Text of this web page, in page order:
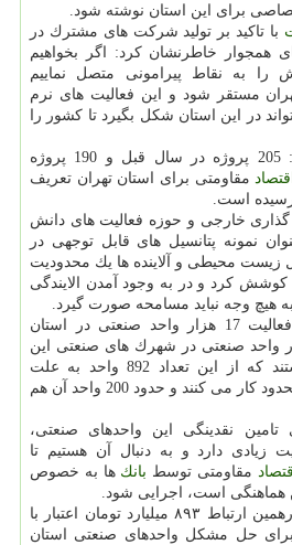
برای این استان نوشته شود.
با تاكید بر تولید شركت های مشترك در
همجوار خاطرنشان كرد: اگر بخواهیم
را به نقاط پیرامونی متصل نماییم
مستقر شود و این فعالیت های نرم
در این استان شكل بگیرد تا كشور را
شریعتمداری اظهار داشت: 205 پروژه در سال قبل و 190 پروژه
مقاومتی برای استان تهران تعریف
است.
خارجی و حوزه فعالیت های دانش
نمونه پتانسیل های قابل توجهی در
زیست محیطی و آلاینده ها یك محدودیت
كوشش كرد و در به وجود آمدن الایندگی
هیچ وجه نباید مسامحه صورت گیرد.
شریعتمداری با اشاره به فعالیت 17 هزار واحد صنعتی در استان
اظهار داشت: 5 هزار واحد صنعتی در شهرك های صنعتی این
استان مشغول فعالیت هستند كه از این تعداد 892 واحد به علت
شرایط ناپایدار با ظرفیت محدود كار می كنند و حدود 200 واحد آن هم
نقدینگی این واحدهای صنعتی،
زیادی دارد و به دنبال آن هستیم تا
مقاومتی توسط بانك ها به خصوص
هماهنگی است، اجرایی شود.
شریعتمداری اظهار نمود: درهمین ارتباط ۸۹۳ میلیارد تومان اعتبار با
برای حل مشكل واحدهای صنعتی استان